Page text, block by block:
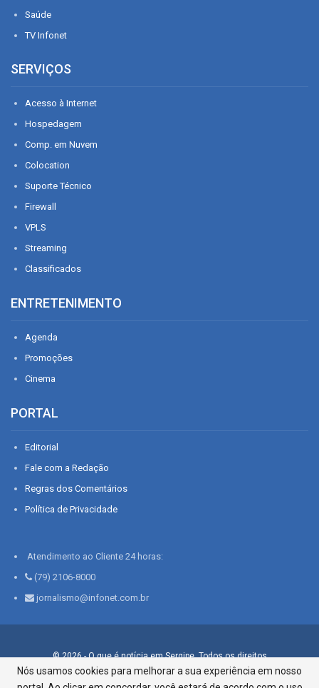
Saúde
TV Infonet
SERVIÇOS
Acesso à Internet
Hospedagem
Comp. em Nuvem
Colocation
Suporte Técnico
Firewall
VPLS
Streaming
Classificados
ENTRETENIMENTO
Agenda
Promoções
Cinema
PORTAL
Editorial
Fale com a Redação
Regras dos Comentários
Política de Privacidade
Atendimento ao Cliente 24 horas:
(79) 2106-8000
jornalismo@infonet.com.br
© 2026 - O que é notícia em Sergipe. Todos os direitos
reservados.
Nós usamos cookies para melhorar a sua experiência em nosso